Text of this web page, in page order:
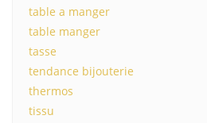
table a manger
table manger
tasse
tendance bijouterie
thermos
tissu